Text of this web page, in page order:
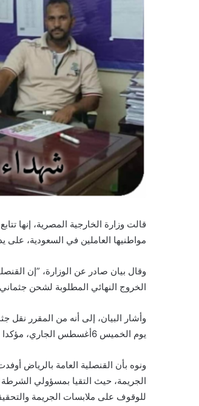
قالت وزارة الخارجية المصرية، إنها
مواطنيها العاملين في السعودية،
وقال بيان صادر عن الوزارة، ”إن
الخروج النهائي المطلوبة لشحن
وأشار البيان، إلى أنه من المقرر نقل
يوم الخميس 6أغسطس الجاري، مؤكدا أن وزارة الخارجية تُنسق مع سلطات المطار؛ للإعداد لسرعة إنهاء إجراءات الاستقبال.
ونوه بأن القنصلية العامة بالرياض
الجريمة، حيث التقيا بمسؤولي الشرطة
للوقوف على ملابسات الجريمة